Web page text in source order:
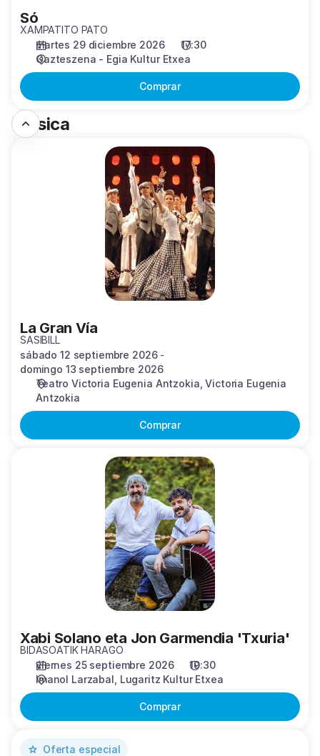
Só
XAMPATITO PATO
martes 29 diciembre 2026
17:30
Gazteszena - Egia Kultur Etxea
Comprar
Música
La Gran Vía
SASIBILL
sábado 12 septiembre 2026
domingo 13 septiembre 2026
Teatro Victoria Eugenia Antzokia Victoria Eugenia
Antzokia
Comprar
Xabi Solano eta Jon Garmendia 'Txuria'
BIDASOATIK HARAGO
viernes 25 septiembre 2026
19:30
Imanol Larzabal Lugaritz Kultur Etxea
Comprar
N97 Oferta especial